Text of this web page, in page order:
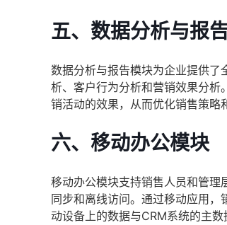
五、数据分析与报
数据分析与报告模块为企业提供了
析、客户行为分析和营销效果分析
销活动的效果，从而优化销售策略
六、移动办公模块
移动办公模块支持销售人员和管理
同步和离线访问。通过移动应用
动设备上的数据与CRM系统的主